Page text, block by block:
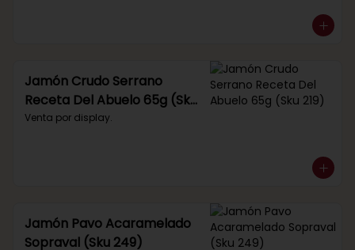
Jamón Crudo Serrano
Receta Del Abuelo 65g (Sku
219)
Venta por display.
Jamón Pavo Acaramelado
Sopraval (Sku 249)